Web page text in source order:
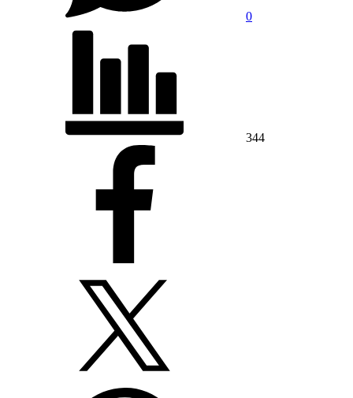
0
344